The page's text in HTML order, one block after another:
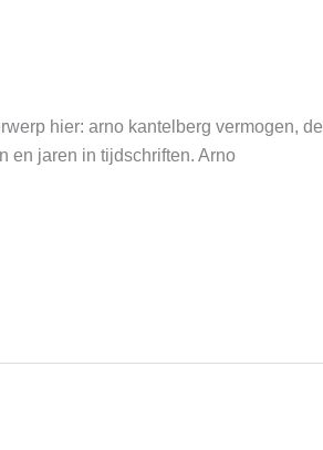
hier: arno kantelberg vermogen, de
en jaren in tijdschriften. Arno